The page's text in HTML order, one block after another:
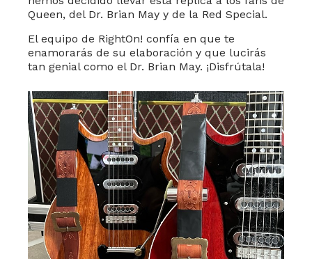
Queen, del Dr. Brian May y de la Red Special.
El equipo de RightOn! confía en que te
enamorarás de su elaboración y que lucirás
tan genial como el Dr. Brian May. ¡Disfrútala!